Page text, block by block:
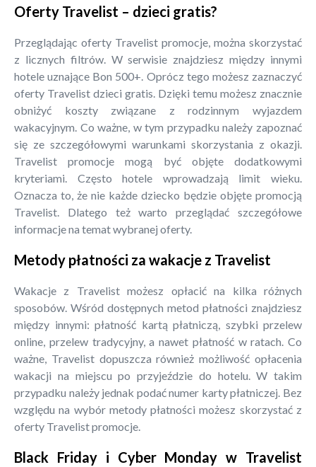
Oferty Travelist – dzieci gratis?
Przeglądając oferty Travelist promocje, można skorzystać
z licznych filtrów. W serwisie znajdziesz między innymi
hotele uznające Bon 500+. Oprócz tego możesz zaznaczyć
oferty Travelist dzieci gratis. Dzięki temu możesz znacznie
obniżyć koszty związane z rodzinnym wyjazdem
wakacyjnym. Co ważne, w tym przypadku należy zapoznać
się ze szczegółowymi warunkami skorzystania z okazji.
Travelist promocje mogą być objęte dodatkowymi
kryteriami. Często hotele wprowadzają limit wieku.
Oznacza to, że nie każde dziecko będzie objęte promocją
Travelist. Dlatego też warto przeglądać szczegółowe
informacje na temat wybranej oferty.
Metody płatności za wakacje z Travelist
Wakacje z Travelist możesz opłacić na kilka różnych
sposobów. Wśród dostępnych metod płatności znajdziesz
między innymi: płatność kartą płatniczą, szybki przelew
online, przelew tradycyjny, a nawet płatność w ratach. Co
ważne, Travelist dopuszcza również możliwość opłacenia
wakacji na miejscu po przyjeździe do hotelu. W takim
przypadku należy jednak podać numer karty płatniczej. Bez
względu na wybór metody płatności możesz skorzystać z
oferty Travelist promocje.
Black Friday i Cyber Monday w Travelist